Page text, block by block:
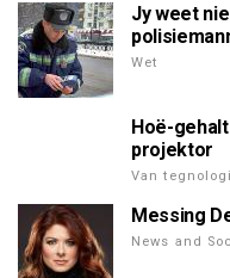
Jy weet
Wet
Hoë-
projektor
Van
Messing
News and